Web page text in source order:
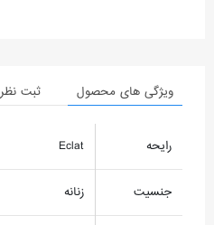
ویژگی های محصول ثبت نظر
رایحه Eclat
جنسیت زنانه